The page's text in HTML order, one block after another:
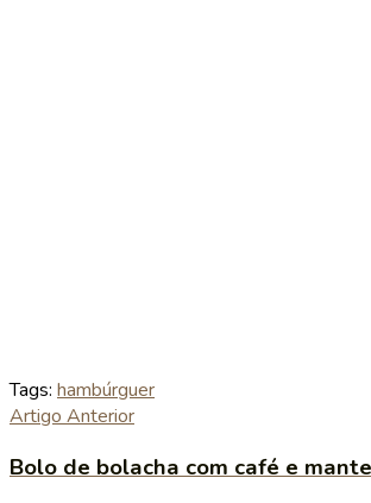
Tags: hambúrguer
Artigo Anterior
Bolo de bolacha com café e